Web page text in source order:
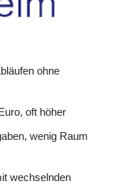
ohne
oft höher
wenig Raum
wechselnden